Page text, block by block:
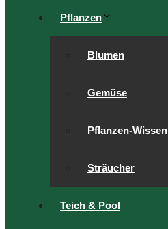
Pflanzen
Blumen
Gemüse
Pflanzen-Wissen
Sträucher
Teich & Pool